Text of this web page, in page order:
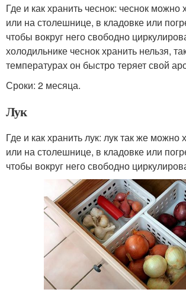
Где и как хранить чеснок: чеснок
или на столешнице, в кладовке или
чтобы вокруг него свободно
холодильнике чеснок хранить нельзя,
температурах он быстро теряет свой
Сроки: 2 месяца.
Лук
Где и как хранить лук: лук так же
или на столешнице, в кладовке или
чтобы вокруг него свободно